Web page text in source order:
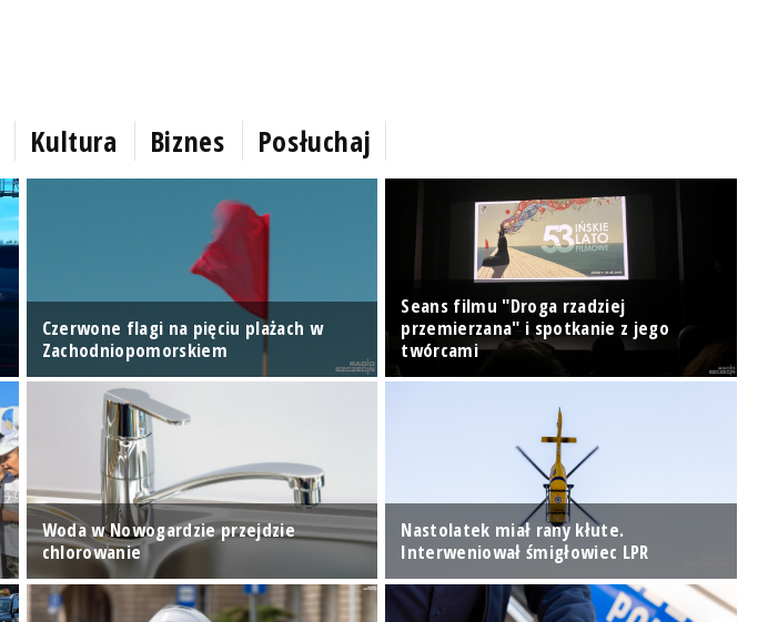
Kultura Biznes Posłuchaj
Czerwone flagi na pięciu plażach w
Zachodniopomorskiem
Seans filmu "Droga rzadziej
przemierzana" i spotkanie z jego
twórcami
Woda w Nowogardzie przejdzie
chlorowanie
Nastolatek miał rany kłute.
Interweniował śmigłowiec LPR